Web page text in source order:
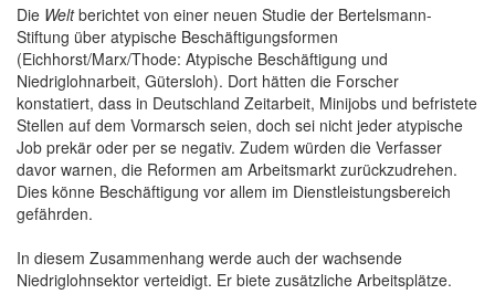
Die Weltberichtet von einer neuen Studie der Bertelsmann-
Stiftung über atypische Beschäftigungsformen
(Eichhorst/Marx/Thode: Atypische Beschäftigung und
Niedriglohnarbeit, Gütersloh). Dort hätten die Forscher
konstatiert, dass in Deutschland Zeitarbeit, Minijobs und befristete
Stellen auf dem Vormarsch seien, doch sei nicht jeder atypische
Job prekär oder per se negativ. Zudem würden die Verfasser
davor warnen, die Reformen am Arbeitsmarkt zurückzudrehen.
Dies könne Beschäftigung vor allem im Dienstleistungsbereich
gefährden.
In diesem Zusammenhang werde auch der wachsende
Niedriglohnsektor verteidigt. Er biete zusätzliche Arbeitsplätze.